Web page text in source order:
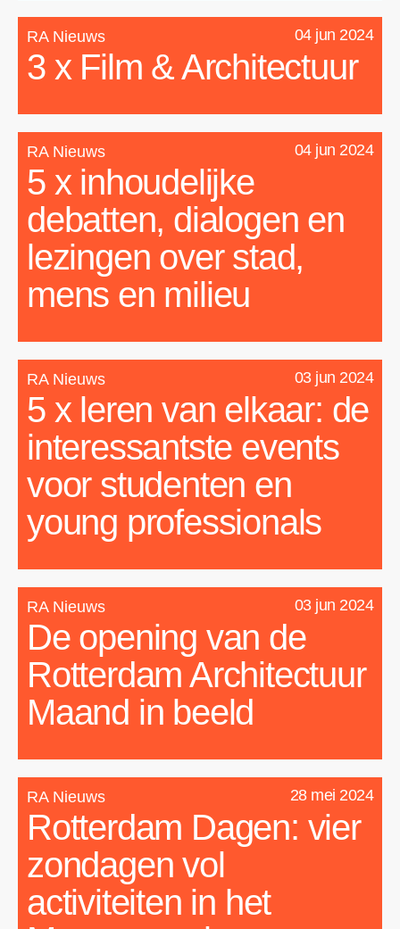
RA Nieuws 04 jun 2024
3 x Film & Architectuur
RA Nieuws 04 jun 2024
5 x inhoudelijke
debatten, dialogen en
lezingen over stad,
mens en milieu
RA Nieuws 03 jun 2024
5 x leren van elkaar: de
interessantste events
voor studenten en
young professionals
RA Nieuws 03 jun 2024
De opening van de
Rotterdam Architectuur
Maand in beeld
RA Nieuws 28 mei 2024
Rotterdam Dagen: vier
zondagen vol
activiteiten in het